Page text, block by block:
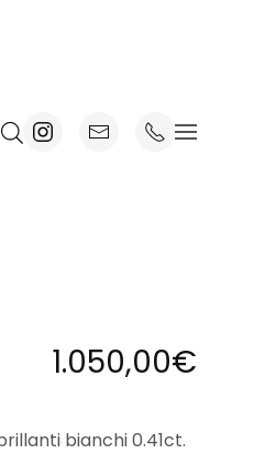
1.050,00€
bianchi 0.41ct.